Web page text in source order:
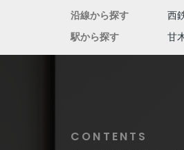
沿線から探す
西
駅から探す
甘
CONTENTS